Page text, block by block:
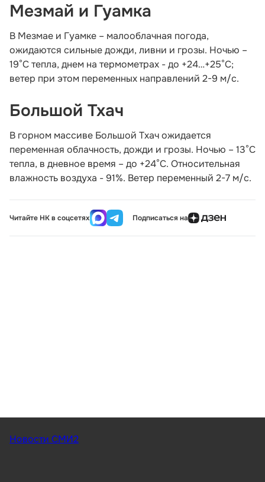
Мезмай и Гуамка
В Мезмае и Гуамке – малооблачная погода,
ожидаются сильные дожди, ливни и грозы. Ночью –
19°С тепла, днем на термометрах - до +24…+25°С;
ветер при этом переменных направлений 2-9 м/с.
Большой Тхач
В горном массиве Большой Тхач ожидается
переменная облачность, дожди и грозы. Ночью – 13°С
тепла, в дневное время – до +24°С. Относительная
влажность воздуха - 91%. Ветер переменный 2-7 м/с.
Читайте НК в соцсетях Подписаться на
Новости СМИ2